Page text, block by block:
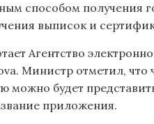
способом получения
выписок и
Агентство
Министр отметил, что
можно будет
приложения.